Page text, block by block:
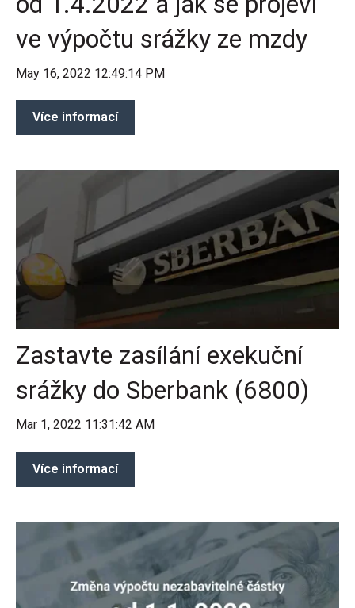
ve výpočtu srážky ze mzdy
May 16, 2022 12:49:14 PM
Více informací
Zastavte zasílání exekuční
srážky do Sberbank (6800)
Mar 1, 2022 11:31:42 AM
Více informací